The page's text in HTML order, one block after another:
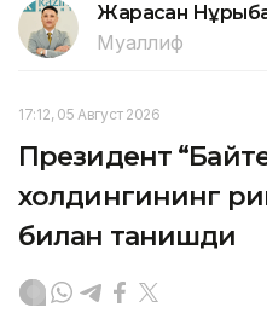
Жарасқан
Муаллиф
17:12, 05 Август 2026
Президент
холдингининг
билан танишди